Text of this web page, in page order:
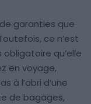
garanties que
ce n’est
obligatoire qu’elle
en voyage,
à l’abri d’une
de bagages,